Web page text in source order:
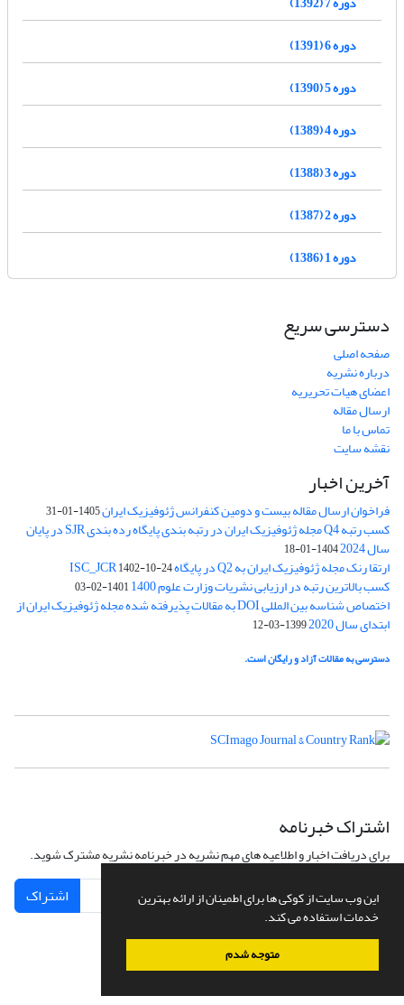
این وب سایت از کوکی ها برای اطمینان از ارائه بهترین
خدمات استفاده می کند.
متوجه شدم
دوره 6 (1391)
دوره 5 (1390)
دوره 4 (1389)
دوره 3 (1388)
دوره 2 (1387)
دوره 1 (1386)
دسترسی سریع
صفحه اصلی
درباره نشریه
اعضای هیات تحریریه
ارسال مقاله
تماس با ما
نقشه سایت
آخرین اخبار
فراخوان ارسال مقاله بیست و دومین کنفرانس ژئوفیزیک ایران1405-01-31
کسب رتبه Q4 مجله ژئوفیزیک ایران در رتبه بندی پایگاه رده بندی SJR در پایان
سال 2024 1404-01-18
ارتقا رنک مجله ژئوفیزیک ایران به Q2 در پایگاه ISC_JCR 1402-10-24
کسب بالاترین رتبه در ارزیابی نشریات وزارت علوم 1400 1401-02-03
اختصاص شناسه بین المللی DOI به مقالات پذیرفته شده مجله ژئوفیزیک ایران از
ابتدای سال 2020 1399-03-12
دسترسی به مقالات آزاد و رایگان است.
اشتراک خبرنامه
برای دریافت اخبار و اطلاعیه های مهم نشریه در خبرنامه نشریه مشترک شوید.
اشتراک
سامانه مدیریت نشریات علمی.طراحی و پیاده سازی ازسیناوب